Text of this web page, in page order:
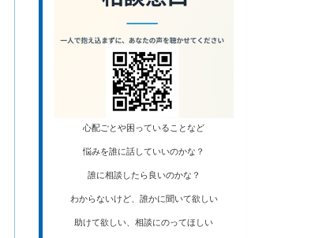
心配ごとや困っていることなど
悩みを誰に話していいのかな？
誰に相談したら良いのかな？
わからないけど、誰かに聞いて欲しい
助けて欲しい、相談にのってほしい